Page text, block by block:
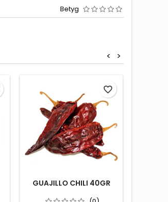
Betyg
>
<
GUAJILLO CHILI 40GR
favorite_border